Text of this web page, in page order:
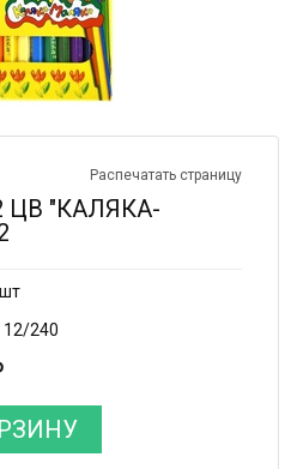
Распечатать страницу
"КАЛЯКА-
12/240